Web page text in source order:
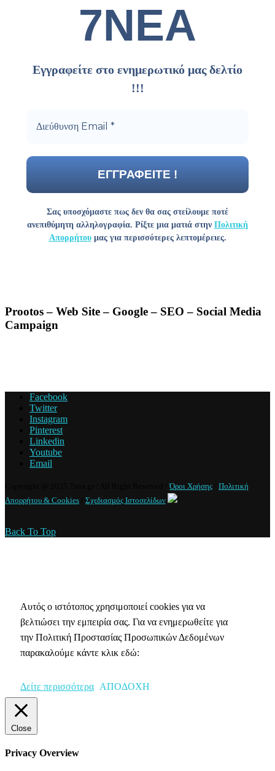
7ΝΕΑ
Εγγραφείτε στο ενημερωτικό μας δελτίο
!!!
Σας υποσχόμαστε πως δεν θα σας στείλουμε ποτέ
ανεπιθύμητη αλληλογραφία. Ρίξτε μια ματιά στην Πολιτική
Απορρήτουμας για περισσότερες λεπτομέρειες.
Prootos – Web Site – Google – SEO – Social Media
Campaign
Facebook
Twitter
Instagram
Pinterest
Linkedin
Youtube
Email
Copyright @ 2025 7nea.gr / All Right Reserved /Όροι Χρήσης
Πολιτική
Απορρήτου & Cookies
Σχεδιασμός Ιστοσελίδων
Back To Top
Αυτός ο ιστότοπος χρησιμοποιεί cookies για να
βελτιώσει την εμπειρία σας. Για να ενημερωθείτε για
την Πολιτική Προστασίας Προσωπικών Δεδομένων
παρακαλούμε κάντε κλικ εδώ:
Δείτε περισσότερα ΑΠΟΔΟΧΗ
Close
Privacy Overview